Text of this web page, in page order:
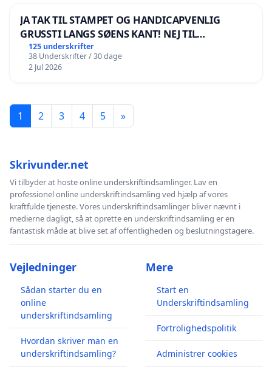
JA TAK TIL STAMPET OG HANDICAPVENLIG
GRUSSTI LANGS SØENS KANT! NEJ TIL
BOARDWALK VÆK FRA SØEN
125 underskrifter
38 Underskrifter / 30 dage
2 Jul 2026
1 2 3 4 5 »
Skrivunder.net
Vi tilbyder at hoste online underskriftindsamlinger. Lav en
professionel online underskriftindsamling ved hjælp af vores
kraftfulde tjeneste. Vores underskriftindsamlinger bliver nævnt i
medierne dagligt, så at oprette en underskriftindsamling er en
fantastisk måde at blive set af offentligheden og beslutningstagere.
Vejledninger
Sådan starter du en
online
underskriftindsamling
Hvordan skriver man en
underskriftindsamling?
Mere
Start en
Underskriftindsamling
Fortrolighedspolitik
Administrer cookies